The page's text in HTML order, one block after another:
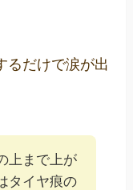
るだけで涙が出
上まで上が
タイヤ痕の